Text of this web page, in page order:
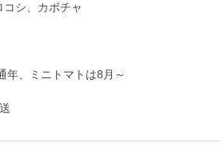
コシ、カボチャ
年、ミニトマトは8月～